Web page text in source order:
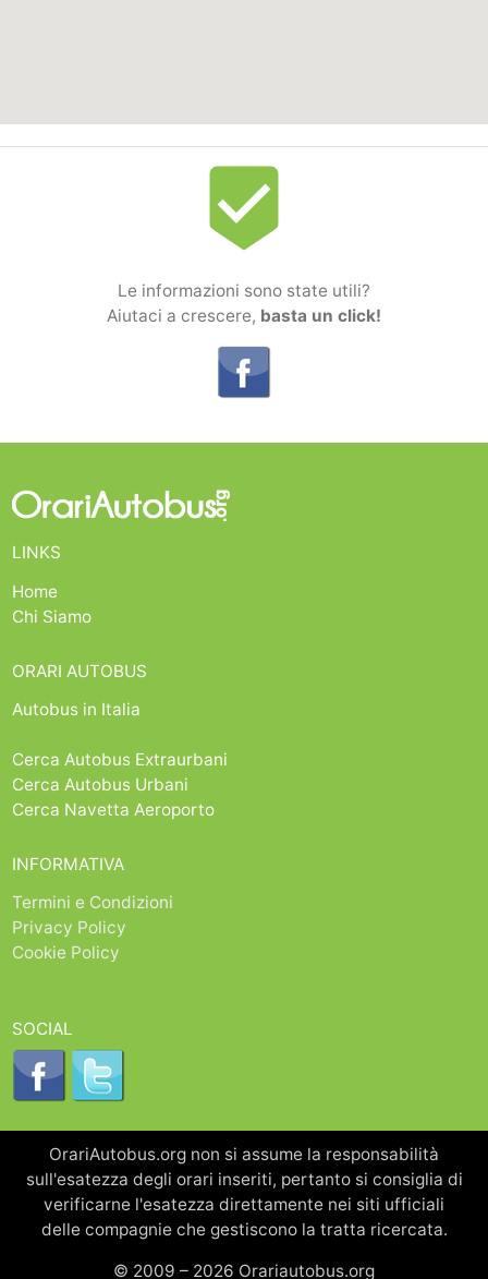
beenhere
Le informazioni sono state utili?
Aiutaci a crescere, basta un click!
LINKS
Home
Chi Siamo
ORARI AUTOBUS
Autobus in Italia
Cerca Autobus Extraurbani
Cerca Autobus Urbani
Cerca Navetta Aeroporto
INFORMATIVA
Termini e Condizioni
Privacy Policy
Cookie Policy
SOCIAL
OrariAutobus.org non si assume la responsabilità
sull'esatezza degli orari inseriti, pertanto si consiglia di
verificarne l'esatezza direttamente nei siti ufficiali
delle compagnie che gestiscono la tratta ricercata.
© 2009 – 2026 Orariautobus.org